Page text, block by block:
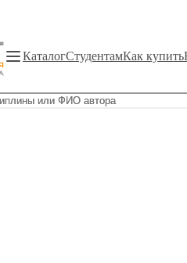
КаталогСтудентамКак купить